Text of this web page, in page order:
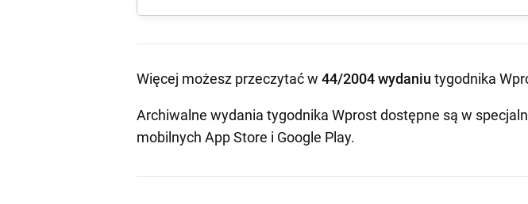
Więcej możesz przeczytać w 44/2004 wydaniu tygodnika
Archiwalne wydania tygodnika Wprost dostępne są w
mobilnych App Store i Google Play.